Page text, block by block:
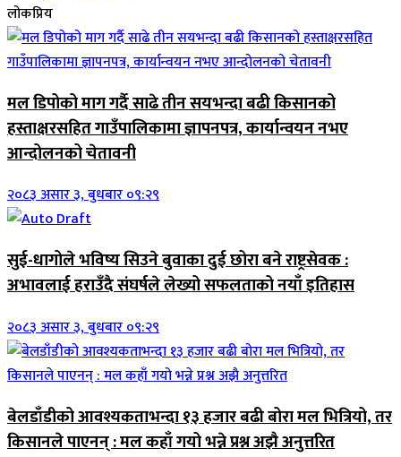
लोकप्रिय
मल डिपोको माग गर्दै साढे तीन सयभन्दा बढी किसानको
हस्ताक्षरसहित गाउँपालिकामा ज्ञापनपत्र, कार्यान्वयन नभए
आन्दोलनको चेतावनी
२०८३ असार ३, बुधबार ०९:२९
सुई-धागोले भविष्य सिउने बुवाका दुई छोरा बने राष्ट्रसेवक :
अभावलाई हराउँदै संघर्षले लेख्यो सफलताको नयाँ इतिहास
२०८३ असार ३, बुधबार ०९:२९
बेलडाँडीको आवश्यकताभन्दा १३ हजार बढी बोरा मल भित्रियो, तर
किसानले पाएनन् : मल कहाँ गयो भन्ने प्रश्न अझै अनुत्तरित